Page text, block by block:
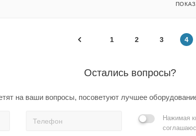
1 2 3 4
Остались вопросы?
на ваши вопросы, посоветуют лучшее
Нажимая